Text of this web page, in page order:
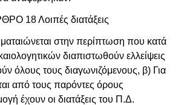
18 Λοιπές διατάξεις
στην περίπτωση που κατά
διαπιστωθούν ελλείψεις
όλους τους διαγωνιζόμενους, β) Για
από τους παρόντες όρους
έχουν οι διατάξεις του Π.Δ.